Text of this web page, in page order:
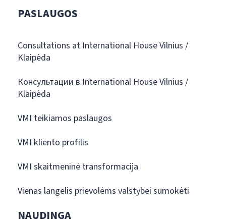
PASLAUGOS
Consultations at International House Vilnius /
Klaipėda
Консультации в International House Vilnius /
Klaipėda
VMI teikiamos paslaugos
VMI kliento profilis
VMI skaitmeninė transformacija
Vienas langelis prievolėms valstybei sumokėti
NAUDINGA